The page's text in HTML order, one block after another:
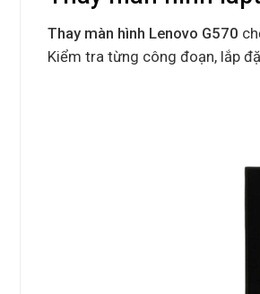
Thay màn hình Lenovo G570
Kiểm tra từng công đoạn, lắp